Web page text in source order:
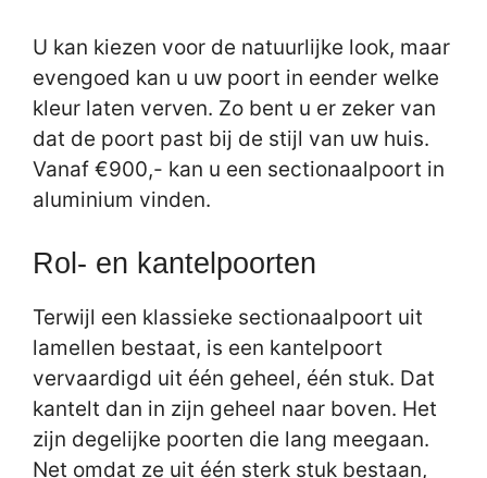
U kan kiezen voor de natuurlijke look, maar
evengoed kan u uw poort in eender welke
kleur laten verven. Zo bent u er zeker van
dat de poort past bij de stijl van uw huis.
Vanaf €900,- kan u een sectionaalpoort in
aluminium vinden.
Rol- en kantelpoorten
Terwijl een klassieke sectionaalpoort uit
lamellen bestaat, is een kantelpoort
vervaardigd uit één geheel, één stuk. Dat
kantelt dan in zijn geheel naar boven. Het
zijn degelijke poorten die lang meegaan.
Net omdat ze uit één sterk stuk bestaan,